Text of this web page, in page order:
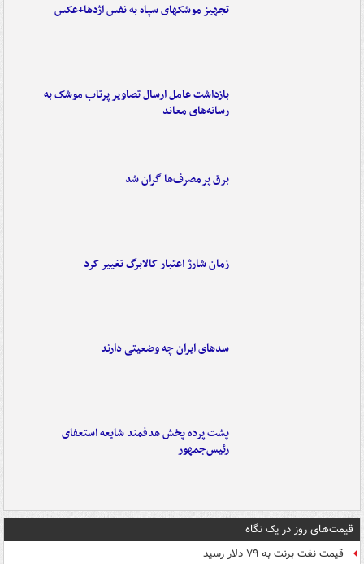
تجهیز موشکهای سپاه به نفس اژدها+عکس
بازداشت عامل ارسال تصاویر پرتاب موشک به
رسانه‌های معاند
برق پرمصرف‌ها گران شد
زمان شارژ اعتبار کالابرگ تغییر کرد
سدهای ایران چه وضعیتی دارند
پشت پرده پخش هدفمند شایعه استعفای
رئیس‌جمهور
قیمت‌های روز در یک نگاه
قیمت نفت برنت به ۷۹ دلار رسید